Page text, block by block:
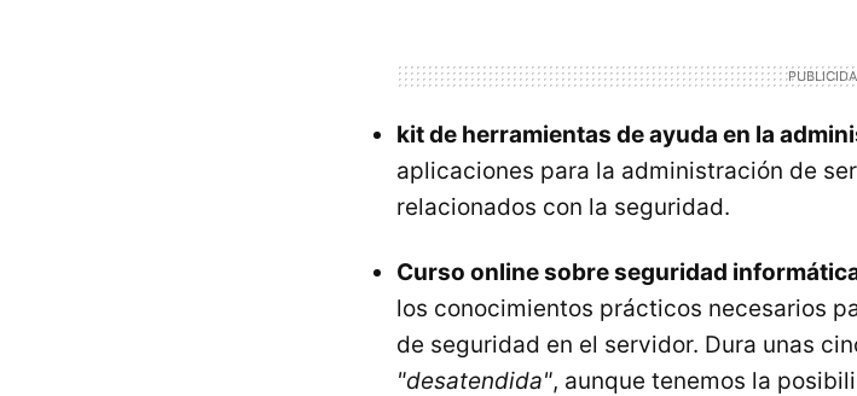
kit de herramientas de ayuda en la
aplicaciones para la administración de
relacionados con la seguridad.
Curso online sobre seguridad
los conocimientos prácticos necesarios
de seguridad en el servidor. Dura unas
"desatendida", aunque tenemos la